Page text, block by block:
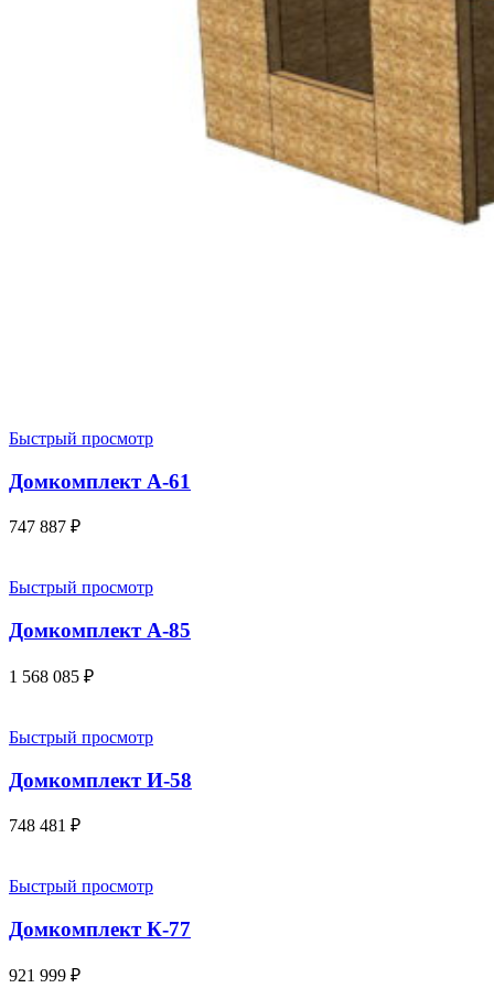
Быстрый просмотр
Домкомплект А-61
747 887 ₽
Быстрый просмотр
Домкомплект А-85
1 568 085 ₽
Быстрый просмотр
Домкомплект И-58
748 481 ₽
Быстрый просмотр
Домкомплект К-77
921 999 ₽